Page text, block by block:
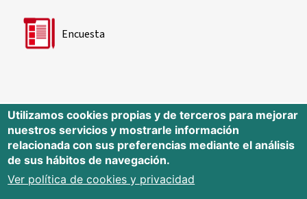
Encuesta
Editorial Universidad de Cantabria
Edificio Tres Torres, Torre C, planta –1
Avda. Los Castros s/n - 39005
Utilizamos cookies propias y de terceros para mejorar
nuestros servicios y mostrarle información
relacionada con sus preferencias mediante el análisis
de sus hábitos de navegación.
Ver política de cookies y privacidad